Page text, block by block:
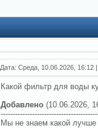
Дата: Среда, 10.06.2026, 16:12
Какой фильтр для воды
Добавлено (10.06.2026,
Мы не знаем какой лучше